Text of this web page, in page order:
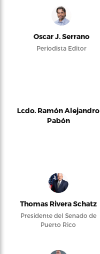
Oscar J. Serrano
Periodista Editor
Lcdo. Ramón Alejandro
Pabón
Thomas Rivera Schatz
Presidente del Senado de
Puerto Rico